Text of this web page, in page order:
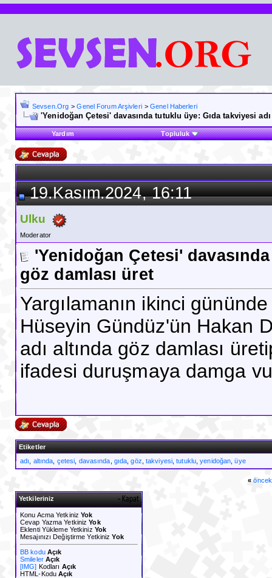
Sevsen.Org >Genel Forum Arşivleri >Genel Haberleri
'Yenidoğan Çetesi' davasında tutuklu üye: Gıda takviyesi
Yardım Topluluk
19.Kasım.2024, 16:11
Ulku
Moderator
'Yenidoğan Çetesi'
göz damlası üret
Yargılamanın ikinci
Hüseyin Gündüz'ün Hakan
adı altında göz damlası
ifadesi duruşmaya damga
Etiketler
adı
altında çetesi davasında gıda ,göz takviyesi ,tutuklu ,yenidoğan ,üye
«
Yetkileriniz
Konu Acma YetkinizYok
Cevap Yazma YetkinizYok
Eklenti Yükleme Yetkiniz Yok
Mesajınızı Değiştirme YetkinizYok
BB kodu Açık
Smileler Açık
[IMG] Kodları Açık
HTML-KoduAçık